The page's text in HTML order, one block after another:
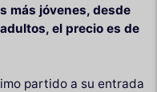
más jóvenes, desde
el precio es de
partido a su entrada